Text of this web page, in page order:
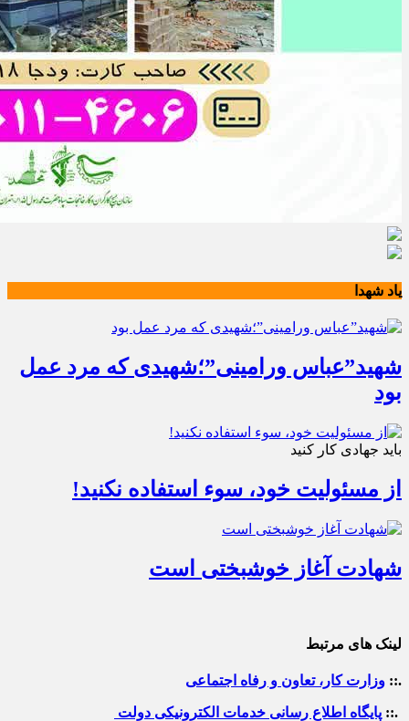
یاد شهدا
شهید”عباس ورامینی”؛شهیدی که مرد عمل
بود
باید جهادی کار کنید
از مسئولیت خود، سوء استفاده نکنید!
شهادت آغاز خوشبختی است
لینک های مرتبط
.:: وزارت کار، تعاون و رفاه اجتماعی
.:: پایگاه اطلاع رسانی خدمات الکترونیکی دولت